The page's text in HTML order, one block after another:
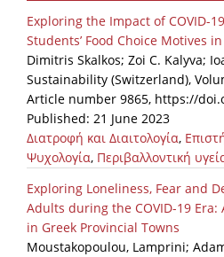
Organisational Structure
EKT Tenders
EKT Websites
Projects
Services
Publications
Annual Reports
Exploring the Impact of COVID-
Students’ Food Choice Motives
Dimitris Skalkos; Zoi C. Kalyva;
Sustainability (Switzerland),
Article number 9865, https://
Published: 21 June 2023
Διατροφή και Διαιτολογία,
Ψυχολογία, Περιβαλλοντική
Exploring Loneliness, Fear and
Adults during the COVID-19 Era:
in Greek Provincial Towns
Moustakopoulou, Lamprini;